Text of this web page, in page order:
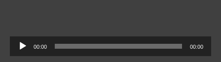
8
u
00:00 00:00